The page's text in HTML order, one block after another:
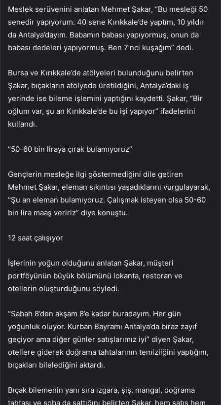
Meslek serüvenini anlatan Mehmet Şakar, “Bu mesleği 50
senedir yapıyorum. 40 sene Kırıkkale’de yaptım, 10 yıldır
da Antalya’dayım. Babamın babası yapıyormuş, onun da
babası dedeleri yapıyormuş. Ben 7’nci kuşağım” dedi.
Bursa ve Kırıkkale’de atölyeleri bulunduğunu belirten
Şakar, bıçakların atölyede üretildiğini, Antalya’daki iş
yerinde ise bileme işlemini yaptığını kaydetti. Şakar, “Bir
oğlum var, şu an Kırıkkale’de bu işi yapıyor” ifadelerini
kullandı.
“50-60 bin liraya çırak bulamıyoruz”
Gençlerin mesleğe ilgi göstermediğini dile getiren
Mehmet Şakar, eleman sıkıntısı yaşadıklarını vurgulayarak,
“Şu an eleman bulamıyoruz. Çalışmak isteyen olsa 50-60
bin lira maaş veririz” diye konuştu.
12 saat çalışıyor
İşlerinin yoğun olduğunu anlatan Şakar, müşteri
portföyünün büyük bölümünü lokanta, restoran ve
otellerin oluşturduğunu söyledi.
“Sabah 8’den akşam 8’e kadar buradayım. Her gün
yoğunluk oluyor. Kurban Bayramı Antalya’da biraz zayıf
geçiyor ama diğer günler satışlarımız iyi” diyen Şakar,
otellere giderek doğrama tahtalarının temizliğini yaptığını,
bıçakları bilelediğini aktardı.
Bıçak bilemenin yanı sıra ızgara, şiş, mangal, doğrama
tahtası ve soba da sattığını belirten Şakar, hem satış hem